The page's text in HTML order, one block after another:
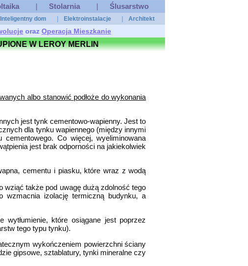
| Stolarnia | Ślusarstwo
Inteligentny dom Elektroinstalacje Architekt
oraz Operacja Mieszkanie
W LEROY MERLIN
albo stanowić podłoże do wykonania
jest tynk cementowo-wapienny. Jest to
dla tynku wapiennego (między innymi
Co więcej, wyeliminowana
jest brak odporności na jakiekolwiek
cementu i piasku, które wraz z wodą
wziąć także pod uwagę dużą zdolność tego
wzmacnia izolację termiczną budynku, a
które osiągane jest poprzez
tego typu tynku).
wykończeniem powierzchni ściany
gipsowe, sztablatury, tynki mineralne czy